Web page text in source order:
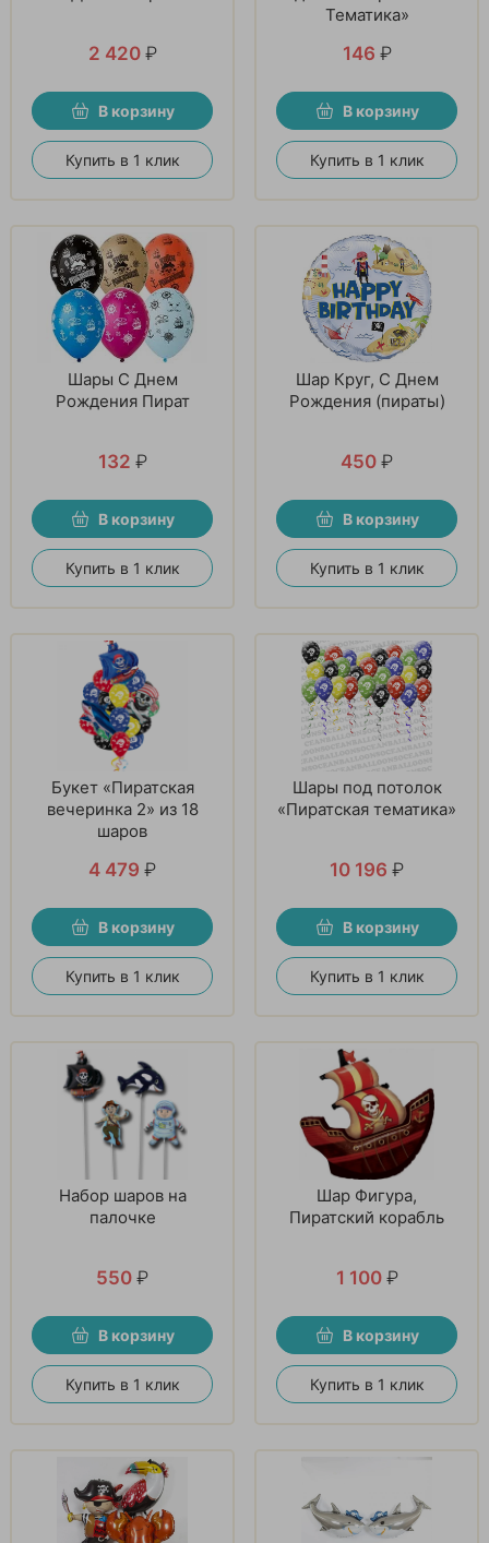
2 420 ₽
В корзину
Купить в 1 клик
Тематика»
146 ₽
В корзину
Купить в 1 клик
Шары С Днем
Рождения Пират
132 ₽
В корзину
Купить в 1 клик
Шар Круг, С Днем
Рождения (пираты)
450 ₽
В корзину
Купить в 1 клик
Букет «Пиратская
вечеринка 2» из 18
шаров
4 479 ₽
В корзину
Купить в 1 клик
Шары под потолок
«Пиратская тематика»
10 196 ₽
В корзину
Купить в 1 клик
Набор шаров на
палочке
550 ₽
В корзину
Купить в 1 клик
Шар Фигура,
Пиратский корабль
1 100 ₽
В корзину
Купить в 1 клик